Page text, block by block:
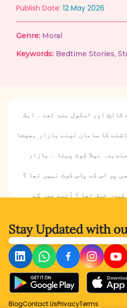
Publish Date: 12 May 2026
Genre: Moral
Keywords: Bedtime Stories,
کالج اور اسکول بند تھے ۔ ایک
کا سامان لینے بازار بھیجا
نیلا کوٹ پہنا ۔ بازار
پر اس کے پاس کوٹ نہیں تھا ؟
خوش تھا ؟ آئیے عمر کے
Stay Updated with
BlogContact UsPrivacyTerms